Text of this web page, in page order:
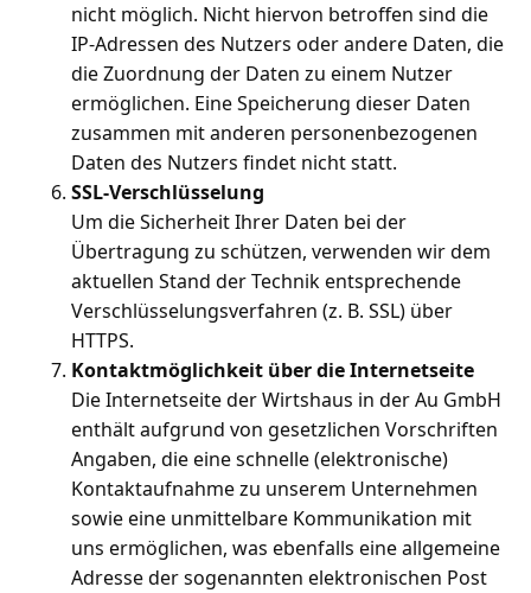
nicht möglich. Nicht hiervon betroffen sind die
IP-Adressen des Nutzers oder andere Daten, die
die Zuordnung der Daten zu einem Nutzer
ermöglichen. Eine Speicherung dieser Daten
zusammen mit anderen personenbezogenen
Daten des Nutzers findet nicht statt.
SSL-Verschlüsselung
Um die Sicherheit Ihrer Daten bei der
Übertragung zu schützen, verwenden wir dem
aktuellen Stand der Technik entsprechende
Verschlüsselungsverfahren (z. B. SSL) über
HTTPS.
Kontaktmöglichkeit über die Internetseite
Die Internetseite der Wirtshaus in der Au GmbH
enthält aufgrund von gesetzlichen Vorschriften
Angaben, die eine schnelle (elektronische)
Kontaktaufnahme zu unserem Unternehmen
sowie eine unmittelbare Kommunikation mit
uns ermöglichen, was ebenfalls eine allgemeine
Adresse der sogenannten elektronischen Post